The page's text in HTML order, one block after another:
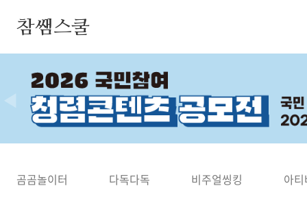
참쌤스쿨
곰곰놀이터 다독다독 비주얼씽킹 아